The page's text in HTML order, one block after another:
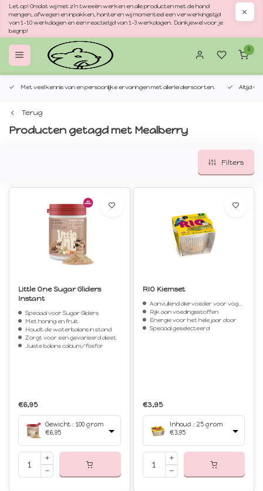
Let op! Omdat wij met z'n tweeën werken en alle producten met de hand
mengen, afwegen en inpakken, hanteren wij momenteel een verwerkingstijd
van 1–10 werkdagen en een reactietijd van 1–3 werkdagen. Dankjewel voor je
begrip!
0
Met veel kennis van en persoonlijke ervaringen met allerlei diersoorten. Altijd
Terug
Producten getagd met Mealberry
Filters
Little One Sugar Gliders
Instant
Speciaal voor Sugar Gliders
Met honing en fruit
Houdt de waterbalans in stand
Zorgt voor een gevarieerd dieet
Juiste balans calcium/fosfor
€6,95
Gewicht : 100 gram
€6,95
RIO Kiemset
Aanvullend diervoeder voor vogels
Rijk aan voedingsstoffen
Energie voor het hele jaar door
Speciaal geselecteerd
€3,95
Inhoud : 25 gram
€3,95